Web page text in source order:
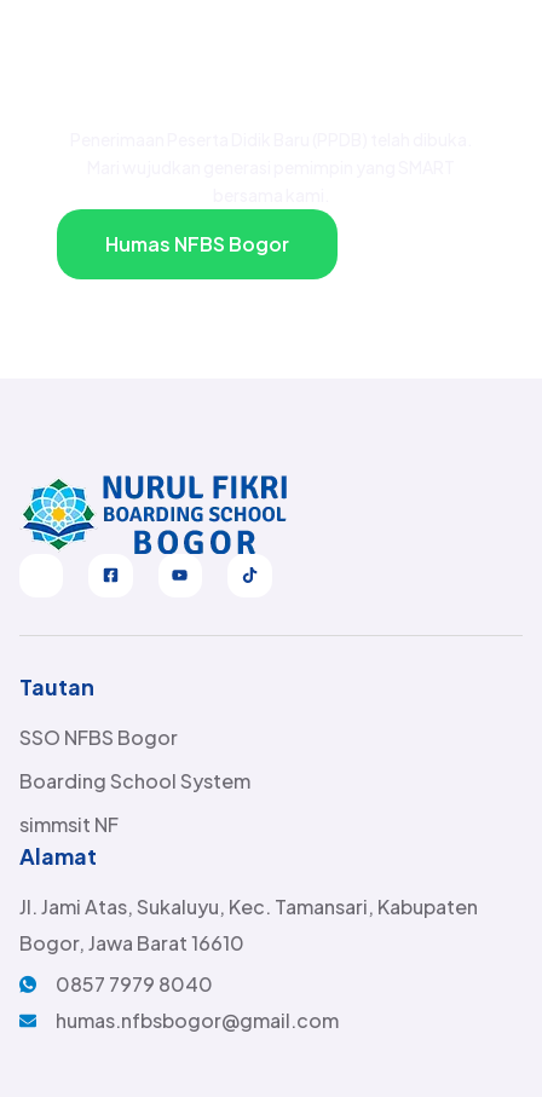
Humas NFBS Bogor
Tautan
SSO NFBS Bogor
Boarding School System
simmsit NF
Alamat
Jl. Jami Atas, Sukaluyu, Kec. Tamansari, Kabupaten
Bogor, Jawa Barat 16610
0857 7979 8040
humas.nfbsbogor@gmail.com